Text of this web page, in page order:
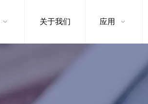
关于我们 应用